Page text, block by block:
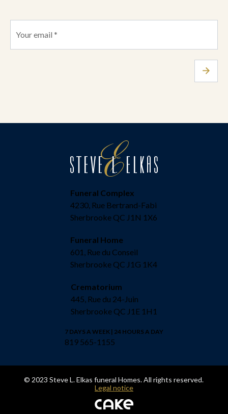
Funeral Complex
4230, Rue Bertrand-Fabi
Sherbrooke QC J1N 1X6
Funeral Home
601, Rue du Conseil
Sherbrooke QC J1G 1K4
Crematorium
445, Rue du 24-Juin
Sherbrooke QC J1E 1H1
7 DAYS A WEEK | 24 HOURS A DAY
819 565-1155
© 2023 Steve L. Elkas funeral Homes. All rights reserved.
Legal notice